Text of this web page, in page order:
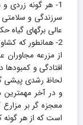
1- هر گونه زردی
سرزندگی و
عالی برگهای گیاه
2- همانطور که
از مزرعه
افتادگی و
لحاظ رشدی پیشی
و در آخر مهمترین
معجزه گر بر
است که از هر